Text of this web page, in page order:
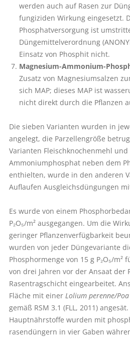
werden auch auf Rasen zur
fungiziden Wirkung eingesetzt.
Phosphatversorgung ist
Düngemittelverordnung
Einsatz von Phosphit nicht.
Magnesium-Ammonium-
Zusatz von Magnesiumsalzen
sich MAP; dieses MAP ist
nicht direkt durch die Pflanzen
Die sieben Varianten wurden in
angelegt, die Parzellengröße
Varianten Fleischknochenmehl
Ammoniumphosphat neben dem
enthielten, wurde in den anderen
Auflaufen Ausgleichsdüngungen
Es wurde von einem
P₂O₅/m² ausgegangen. Um die
geringer Pflanzenverfügbarkeit
wurden von jeder Düngevariante
Phosphormenge von 15 g P₂O₅/
von drei Jahren vor der Ansaat der
Rasentragschicht eingearbeitet.
Fläche mit einerLolium perenne/
gemäß RSM 3.1 (FLL, 2011)
Hauptnährstoffe wurden mit
rasendüngern in vier Gaben